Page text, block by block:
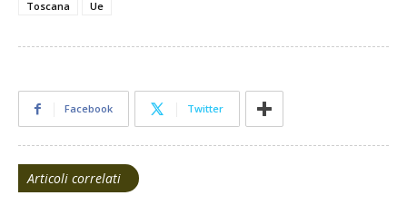
Toscana
Ue
Facebook Twitter
Articoli correlati